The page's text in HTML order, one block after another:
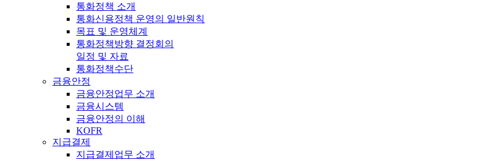
통화정책 소개
통화신용정책 운영의 일반원칙
목표 및 운영체계
통화정책방향 결정회의
일정 및 자료
통화정책수단
금융안정
금융안정업무 소개
금융시스템
금융안정의 이해
KOFR
지급결제
지급결제업무 소개